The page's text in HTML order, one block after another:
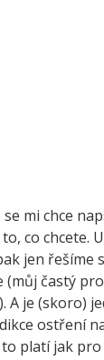
se mi chce
co chcete.
jen řešíme
častý
je (skoro)
ostření
platí jak